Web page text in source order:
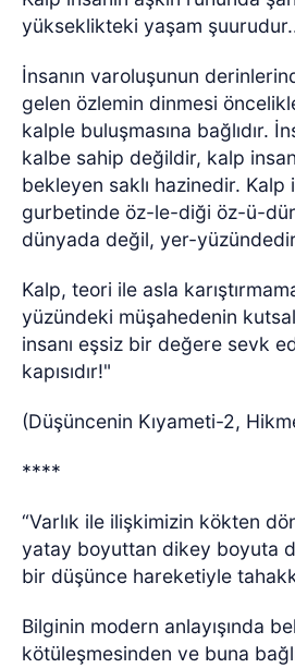
yükseklikteki yaşam
İnsanın varoluşunun
gelen özlemin dinmesi
kalple buluşmasına bağlıdır.
kalbe sahip değildir, kalp
bekleyen saklı hazinedir. Kalp
gurbetinde öz-le-diği öz-ü-
dünyada değil, yer-
Kalp, teori ile asla
yüzündeki müşahedenin kutsal
insanı eşsiz bir değere sevk
kapısıdır!"
(Düşüncenin Kıyameti-2,
****
“Varlık ile ilişkimizin kökten
yatay boyuttan dikey boyuta
bir düşünce hareketiyle
Bilginin modern anlayışında
kötüleşmesinden ve buna